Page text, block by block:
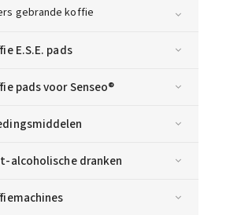
gebrande koffie
E.S.E. pads
pads voor Senseo®
alcoholische dranken